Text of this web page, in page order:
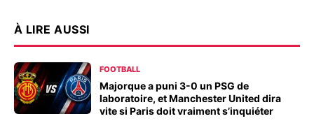
À LIRE AUSSI
FOOTBALL
Majorque a puni 3-0 un PSG de
laboratoire, et Manchester United dira
vite si Paris doit vraiment s’inquiéter